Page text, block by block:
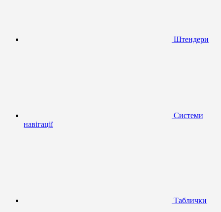
Штендери
Системи
навігації
Таблички